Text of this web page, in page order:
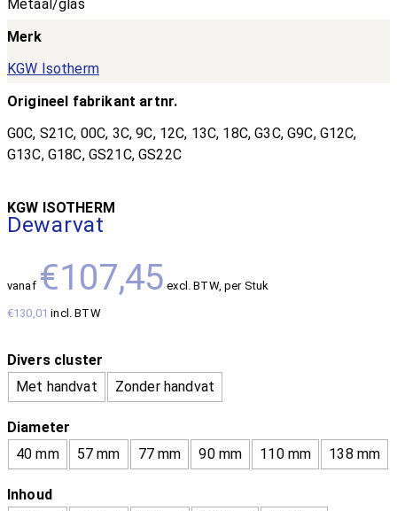
Metaal/glas
Merk
KGW Isotherm
Origineel fabrikant artnr.
G0C, S21C, 00C, 3C, 9C, 12C, 13C, 18C, G3C, G9C, G12C,
G13C, G18C, GS21C, GS22C
KGW ISOTHERM
Dewarvat
vanaf €107,45 excl. BTW, per Stuk
€130,01 incl. BTW
Divers cluster
Met handvat
Zonder handvat
Diameter
40 mm
57 mm 77 mm 90 mm 110 mm 138 mm
Inhoud